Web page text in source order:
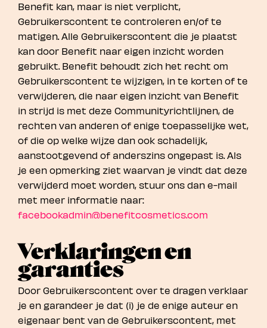
Benefit kan, maar is niet verplicht,
Gebruikerscontent te controleren en/of te
matigen. Alle Gebruikerscontent die je plaatst
kan door Benefit naar eigen inzicht worden
gebruikt. Benefit behoudt zich het recht om
Gebruikerscontent te wijzigen, in te korten of te
verwijderen, die naar eigen inzicht van Benefit
in strijd is met deze Communityrichtlijnen, de
rechten van anderen of enige toepasselijke wet,
of die op welke wijze dan ook schadelijk,
aanstootgevend of anderszins ongepast is. Als
je een opmerking ziet waarvan je vindt dat deze
verwijderd moet worden, stuur ons dan e-mail
met meer informatie naar:
facebookadmin@benefitcosmetics.com
Verklaringen en
garanties
Door Gebruikerscontent over te dragen verklaar
je en garandeer je dat (i) je de enige auteur en
eigenaar bent van de Gebruikerscontent, met